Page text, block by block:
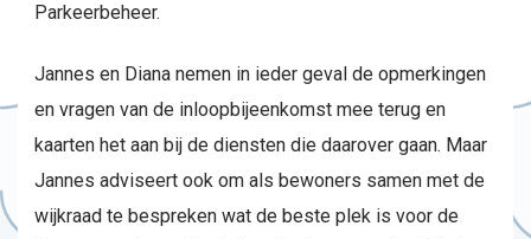
Parkeerbeheer.
Jannes en Diana nemen in ieder geval de opmerkingen
en vragen van de inloopbijeenkomst mee terug en
kaarten het aan bij de diensten die daarover gaan. Maar
Jannes adviseert ook om als bewoners samen met de
wijkraad te bespreken wat de beste plek is voor de